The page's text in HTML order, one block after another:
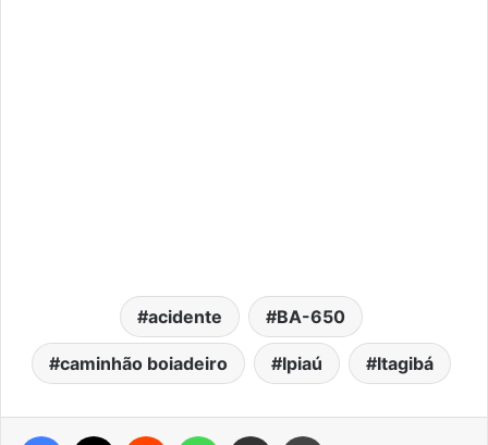
acidente BA-650
caminhão boiadeiro Ipiaú Itagibá
Facebook Reddit WhatsAppCompartilhar via e-mail